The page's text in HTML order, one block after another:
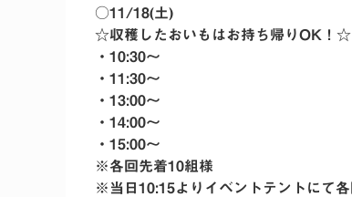
○11/18(土)
☆収穫したおいもはお持ち帰りOK！☆
・10:30〜
・11:30〜
・13:00〜
・14:00〜
・15:00〜
※各回先着10組様
※当日10:15よりイベントテントにて